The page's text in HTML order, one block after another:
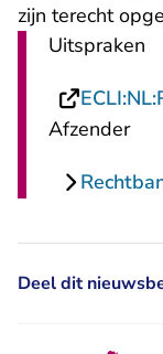
zijn terecht
Uitspraken
Afzender
Deel dit